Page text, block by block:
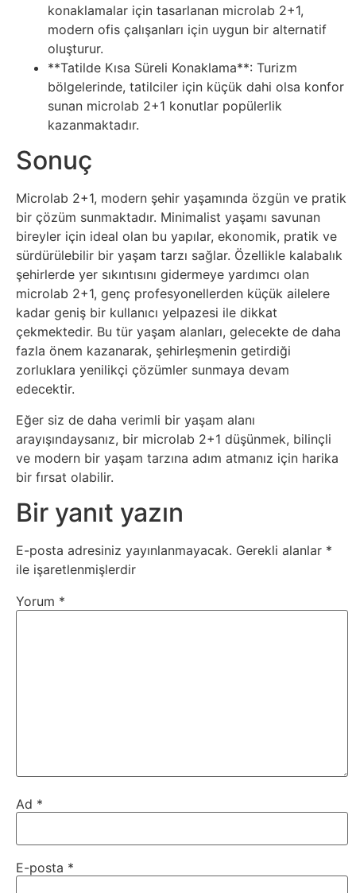
Nft
Oyun
Projeler
ve
Fikirler
Psikoloji
Sağlık
Scriptler
Seo
Sigorta
Sinema
Spor
Teknoloji
Tanıtımı
Uzay
Web
konaklamalar için tasarlanan microlab 2+1,
modern ofis çalışanları için uygun bir alternatif
oluşturur.
**Tatilde Kısa Süreli Konaklama**: Turizm
bölgelerinde, tatilciler için küçük dahi olsa konfor
sunan microlab 2+1 konutlar popülerlik
kazanmaktadır.
Sonuç
Microlab 2+1, modern şehir yaşamında özgün ve pratik
bir çözüm sunmaktadır. Minimalist yaşamı savunan
bireyler için ideal olan bu yapılar, ekonomik, pratik ve
sürdürülebilir bir yaşam tarzı sağlar. Özellikle kalabalık
şehirlerde yer sıkıntısını gidermeye yardımcı olan
microlab 2+1, genç profesyonellerden küçük ailelere
kadar geniş bir kullanıcı yelpazesi ile dikkat
çekmektedir. Bu tür yaşam alanları, gelecekte de daha
fazla önem kazanarak, şehirleşmenin getirdiği
zorluklara yenilikçi çözümler sunmaya devam
edecektir.
Eğer siz de daha verimli bir yaşam alanı
arayışındaysanız, bir microlab 2+1 düşünmek, bilinçli
ve modern bir yaşam tarzına adım atmanız için harika
bir fırsat olabilir.
Bir yanıt yazın
E-posta adresiniz yayınlanmayacak. Gerekli alanlar *
ile işaretlenmişlerdir
Yorum *
Ad *
E-posta *